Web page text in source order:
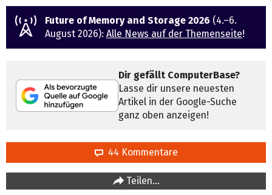
Future of Memory and Storage 2026 (4.–6.
August 2026): Alle News auf der Themenseite!
Dir gefällt ComputerBase?
Lasse dir unsere neuesten
Artikel in der Google-Suche
ganz oben anzeigen!
44 Kommentare
Teilen…